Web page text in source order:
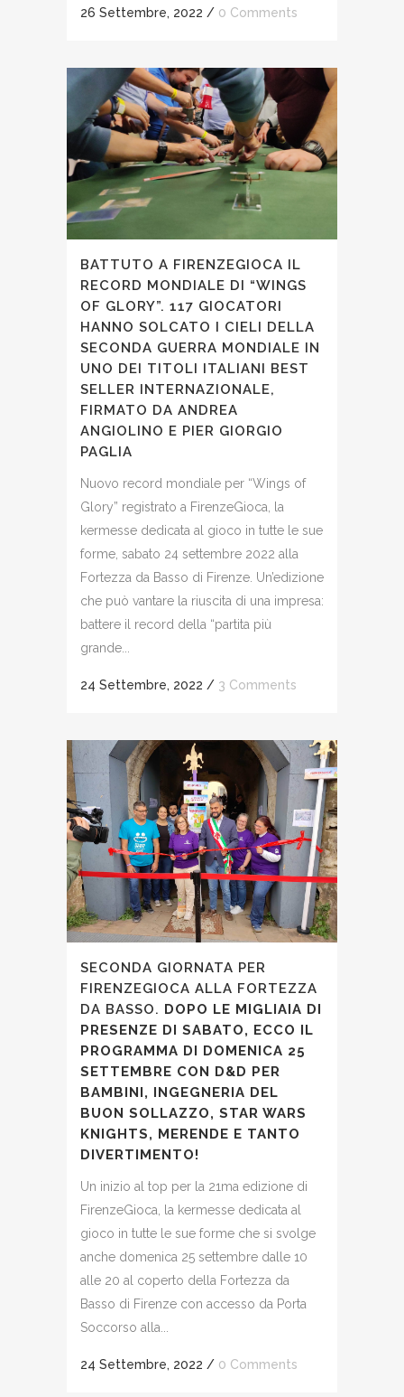
26 Settembre, 2022 / 0 Comments
BATTUTO A FIRENZEGIOCA IL
RECORD MONDIALE DI “WINGS
OF GLORY”. 117 GIOCATORI
HANNO SOLCATO I CIELI DELLA
SECONDA GUERRA MONDIALE IN
UNO DEI TITOLI ITALIANI BEST
SELLER INTERNAZIONALE,
FIRMATO DA ANDREA
ANGIOLINO E PIER GIORGIO
PAGLIA
Nuovo record mondiale per “Wings of
Glory” registrato a FirenzeGioca, la
kermesse dedicata al gioco in tutte le sue
forme, sabato 24 settembre 2022 alla
Fortezza da Basso di Firenze. Un’edizione
che può vantare la riuscita di una impresa:
battere il record della “partita più
grande...
24 Settembre, 2022 / 3 Comments
SECONDA GIORNATA PER
FIRENZEGIOCA ALLA FORTEZZA
DA BASSO. DOPO LE MIGLIAIA DI
PRESENZE DI SABATO, ECCO IL
PROGRAMMA DI DOMENICA 25
SETTEMBRE CON D&D PER
BAMBINI, INGEGNERIA DEL
BUON SOLLAZZO, STAR WARS
KNIGHTS, MERENDE E TANTO
DIVERTIMENTO!
Un inizio al top per la 21ma edizione di
FirenzeGioca, la kermesse dedicata al
gioco in tutte le sue forme che si svolge
anche domenica 25 settembre dalle 10
alle 20 al coperto della Fortezza da
Basso di Firenze con accesso da Porta
Soccorso alla...
24 Settembre, 2022 / 0 Comments